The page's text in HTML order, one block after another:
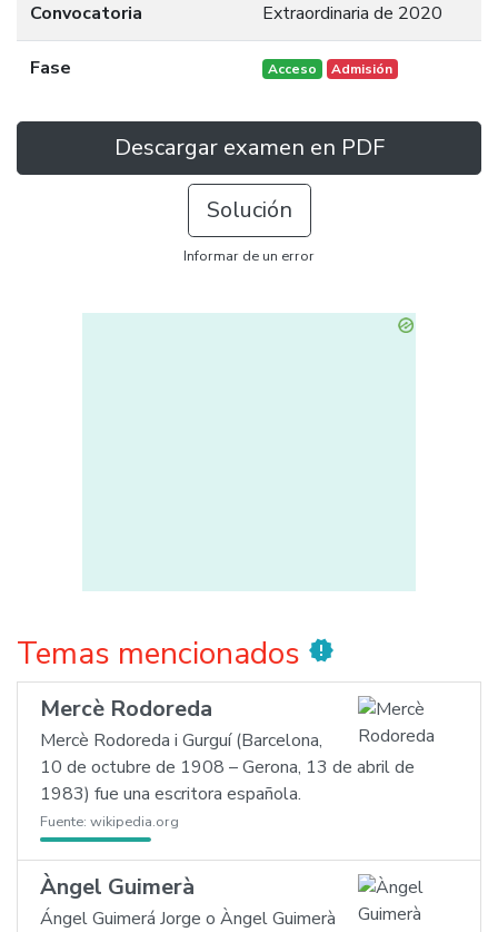
Convocatoria Extraordinaria de 2020
Fase Acceso Admisión
Descargar examen en PDF
Solución
Informar de un error
Temas mencionados new_releases
Mercè Rodoreda
Mercè Rodoreda i Gurguí (Barcelona,
10 de octubre de 1908 – Gerona, 13 de abril de
1983) fue una escritora española.
Fuente: wikipedia.org
Àngel Guimerà
Ángel Guimerá Jorge o Àngel Guimerà